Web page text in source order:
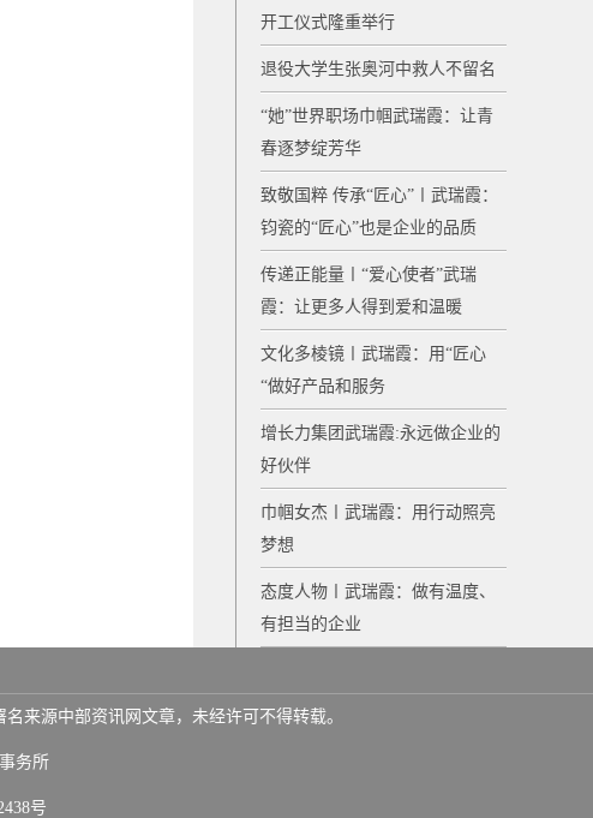
开工仪式隆重举行
退役大学生张奥河中救人不留名
“她”世界职场巾帼武瑞霞：让青
春逐梦绽芳华
致敬国粹 传承“匠心”〡武瑞霞：
钧瓷的“匠心”也是企业的品质
传递正能量〡“爱心使者”武瑞
霞：让更多人得到爱和温暖
文化多棱镜〡武瑞霞：用“匠心
“做好产品和服务
增长力集团武瑞霞:永远做企业的
好伙伴
巾帼女杰〡武瑞霞：用行动照亮
梦想
态度人物〡武瑞霞：做有温度、
有担当的企业
来源中部资讯网文章，未经许可不得转载。
务所
号